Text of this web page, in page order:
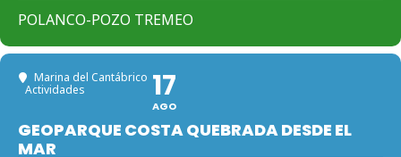
POLANCO-POZO TREMEO
Marina del Cantábrico
Actividades
17
AGO
GEOPARQUE COSTA QUEBRADA DESDE EL
MAR